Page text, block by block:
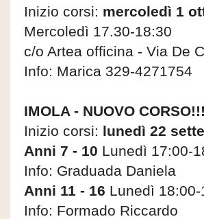
Inizio corsi: mercoledì 1
Mercoledì 17.30-18:30
c/o Artea officina - Via De
Info: Marica 329-4271754
IMOLA - NUOVO CORSO!!!
Inizio corsi: lunedì 22
Anni 7 - 10 Lunedì 17:00-
Info: Graduada Daniela
Anni 11 - 16 Lunedì 18:00-
Info: Formado Riccardo